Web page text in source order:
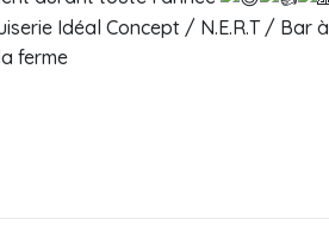
Idéal Concept / N.E.R.T / Bar à
ferme